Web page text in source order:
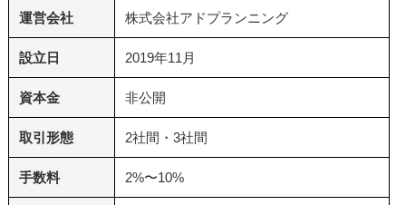
運営会社 株式会社アドプランニング
設立日 2019年11月
資本金 非公開
取引形態 2社間・3社間
手数料 2%〜10%